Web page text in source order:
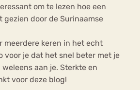
om te lezen hoe een
gezien door de Surinaamse
meerdere keren in het echt
voor je dat het snel beter met je
aan je. Sterkte en
voor deze blog!